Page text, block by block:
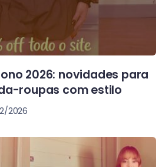
2026: novidades para
roupas com estilo
2026